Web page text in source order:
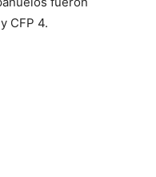
CFP 4.